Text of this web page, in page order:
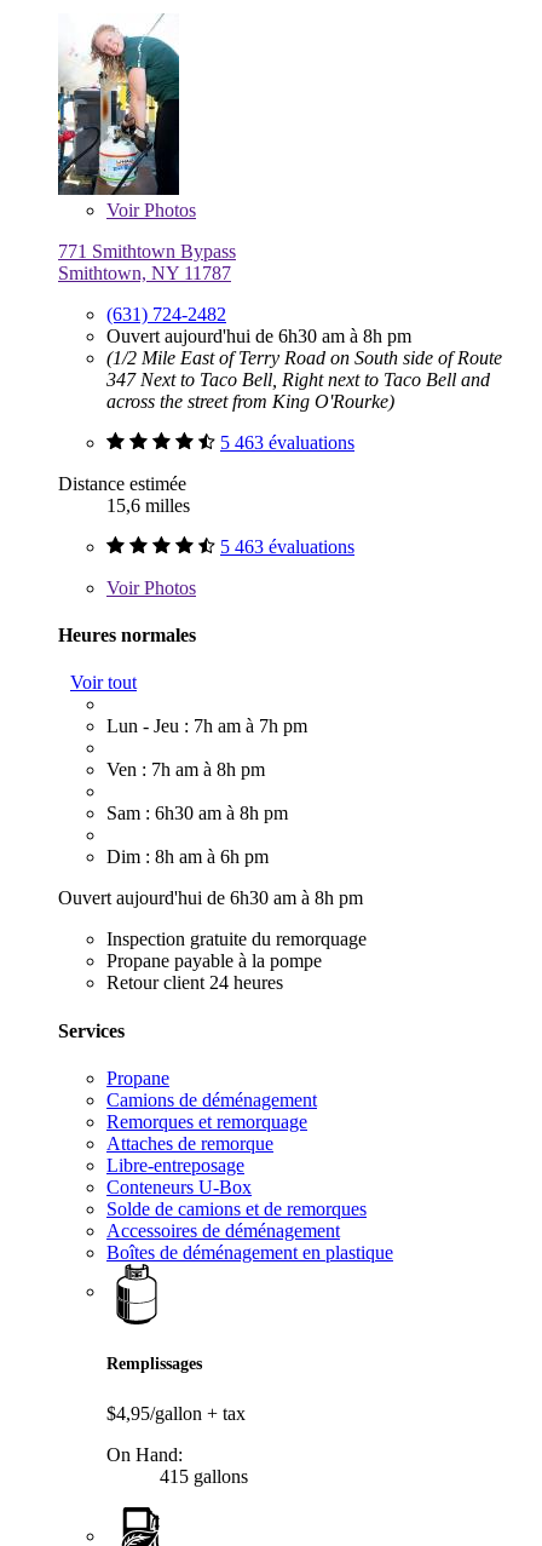
VoirPhotos
771 Smithtown Bypass
Smithtown, NY 11787
(631) 724-2482
Ouvert aujourd'hui de 6h30 am à 8h pm
(1/2 Mile East of Terry Road on South side of Route
347 Next to Taco Bell, Right next to Taco Bell and
across the street from King O'Rourke)
5 463 évaluations
Distance estimée
15,6 milles
5 463 évaluations
VoirPhotos
Heures normales
Voir tout
Lun - Jeu : 7h am à 7h pm
Ven : 7h am à 8h pm
Sam : 6h30 am à 8h pm
Dim : 8h am à 6h pm
Ouvert aujourd'hui de 6h30 am à 8h pm
Inspection gratuite du remorquage
Propane payable à la pompe
Retour client 24 heures
Services
Propane
Camions de déménagement
Remorques et remorquage
Attaches de remorque
Libre-entreposage
Conteneurs U-Box
Solde de camions et de remorques
Accessoires de déménagement
Boîtes de déménagement en plastique
Remplissages
$4,95/gallon + tax
On Hand:
415 gallons